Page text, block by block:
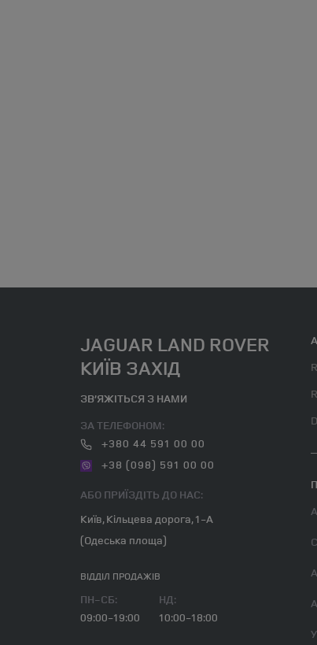
JAGUAR LAND ROVER
КИЇВ ЗАХІД
ЗВ’ЯЖІТЬСЯ З НАМИ
ЗА ТЕЛЕФОНОМ:
+380 44 591 00 00
+38 (098) 591 00 00
АБО ПРИЇЗДІТЬ ДО НАС:
Київ, Кільцева дорога, 1-А
(Одеська площа)
ВІДДІЛ ПРОДАЖІВ
ПН-СБ:
09:00-19:00
НД:
10:00-18:00